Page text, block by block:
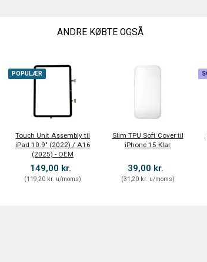
ANDRE KØBTE OGSÅ
POPULÆR
Touch Unit Assembly til
iPad 10.9" (2022) / A16
(2025) - OEM
149,00 kr.
(119,20 kr. u/moms)
Slim TPU Soft Cover til
iPhone 15 Klar
39,00 kr.
(31,20 kr. u/moms)